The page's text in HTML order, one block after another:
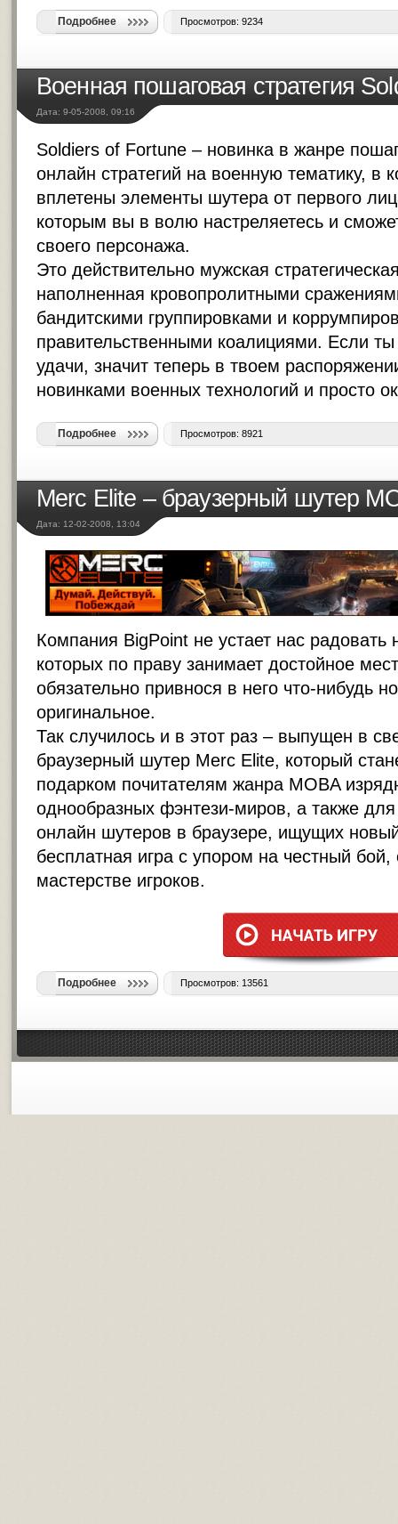
Подробнее Просмотров: 9234
Военная пошаговая стратегия
Дата: 9-05-2008, 09:16
Soldiers of Fortunе – новинка в жанре
онлайн стратегий на военную тематику, в
вплетены элементы шутера от первого
которым вы в волю настреляетесь и
своего персонажа.
Это действительно мужская
наполненная кровопролитными
бандитскими группировками и
правительственными коалициями. Если
удачи, значит теперь в твоем
новинками военных технологий и просто
Подробнее Просмотров: 8921
Merc Elite – браузерный шутер
Дата: 12-02-2008, 13:04
Компания BigPoint не устает нас радовать
которых по праву занимает достойное
обязательно привнося в него что-нибудь
оригинальное.
Так случилось и в этот раз – выпущен в
браузерный шутер Merc Elite, который
подарком почитателям жанра MOBA
однообразных фэнтези-миров, а также для
онлайн шутеров в браузере, ищущих
бесплатная игра с упором на честный
мастерстве игроков.
Подробнее Просмотров: 13561